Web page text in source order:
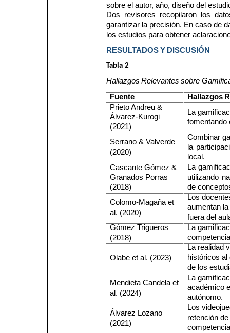
sobre el autor, año, diseño del
Dos  revisores  recopilaron  los
garantizar la precisión. En caso de
los estudios para obtener
RESULTADOS Y DISCUSIÓN
Tabla 2
Hallazgos Relevantes sobre
Fuente
Hallazgos
La
fomentando
Serrano & Valverde
(2020)
Colomo-Magaña et
al. (2020)
Olabe et al. (2023)
Mendieta Candela et
al. (2024)
Álvarez Lozano
(2021)
Prieto Andreu &
Álvarez-Kurogi
(2021)
Cascante Gómez &
Granados Porras
(2018)
Gómez Trigueros
(2018)
Combinar
la
local.
La
utilizando
de
Los
aumentan
fuera del
La
La realidad
históricos
de los
La
académico
autónomo.
Los
retención